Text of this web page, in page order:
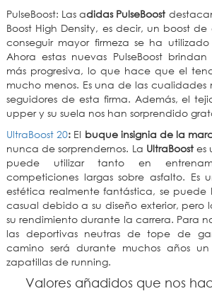
PulseBoost: Las adidas PulseBoost
Boost High Density, es decir, un boost
conseguir mayor firmeza se ha
Ahora estas nuevas PulseBoost
más progresiva, lo que hace que el
mucho menos. Es una de las cualidades
seguidores de esta firma. Además, el
upper y su suela nos han sorprendido
UltraBoost 20: El buque insignia de la
nunca de sorprendernos. La UltraBoostes
puede utilizar tanto en
competiciones largas sobre asfalto. Es
estética realmente fantástica, se puede
casual debido a su diseño exterior, pero
su rendimiento durante la carrera. Para
las deportivas neutras de tope de
camino será durante muchos años
zapatillas de running.
Valores añadidos que nos